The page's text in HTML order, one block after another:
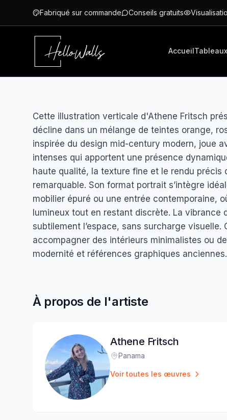
Fabriqué sur commande Conseils gratuits
Accueil
Cette illustration verticale d'Athene Fritsch
décline dans un mélange de teintes orange,
inspirée du design mid-century modern, joue
intenses qui apportent une présence
haute qualité, la texture fine et le rendu
remarquable. Son format portrait s’intègre
mobilier épuré ou une entrée contemporaine,
lumineux tout en restant discrète. La
subtilement l’espace, sans surcharge visuelle.
accompagner des intérieurs minimalistes ou
modernité et références graphiques anciennes.
À propos de l'artiste
Athene Fritsch
Lieu:
Panama
Voir toutes les œuvres